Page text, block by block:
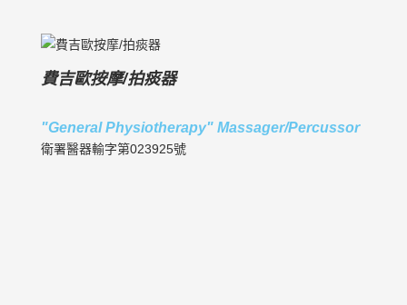
費吉歐按摩/拍痰器
"General Physiotherapy" Massager/Percussor
衛署醫器輸字第023925號